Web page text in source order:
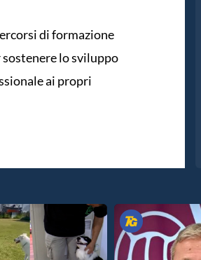
di formazione
lo sviluppo
ai propri